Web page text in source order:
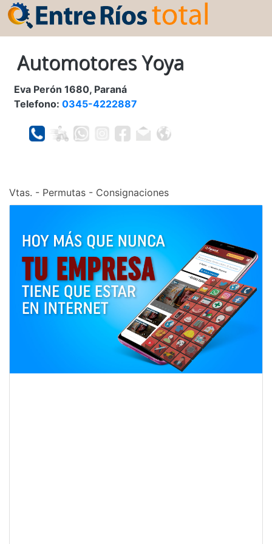
Automotores Yoya
Eva Perón 1680, Paraná
Telefono: 0345-4222887
Vtas. - Permutas - Consignaciones